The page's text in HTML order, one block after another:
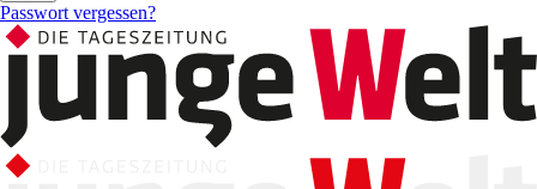
Passwort vergessen?